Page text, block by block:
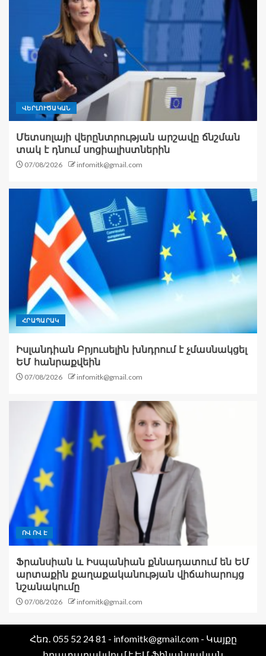
ՎԵՐԼՈՒԾԱԿԱՆ
Մետսոլայի վերընտրության արշավը ճնշման
տակ է դնում սոցիալիստներին
07/08/2026 infomitk@gmail.com
ՀՐԱՊԱՐԱԿ
Իսլանդիան Բրյուսելին խնդրում է չմասնակցել
ԵՄ հանրաքվեին
07/08/2026 infomitk@gmail.com
ՈՎ ՈՎ Է
Ֆրանսիան և Իսպանիան քննադատում են ԵՄ
արտաքին քաղաքականության վիճահարույց
նշանակումը
07/08/2026 infomitk@gmail.com
Հեռ․ 055 52 24 81 - infomitk@gmail.com - Կայքը